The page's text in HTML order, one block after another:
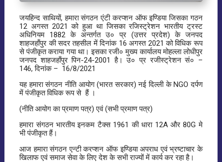
जयहिन्द साथियों, हमारा संगठन एंटी करप्शन ऑफ इण्डिया जिसका गठन
12 अगस्त 2021 को हुआ था जिसका रजिस्ट्रेशन भारतीय ट्रस्ट
अधिनियम 1882 के अन्तर्गत उ० प्र (उत्तर प्रदेश) के जनपद
शाहजहाँपुर की सदर तहसील में दिनांक 16 अगस्त 2021 को विधिक रूप
से पंजीकृत कराया गया था। इसका रजी० मुख्य कार्यालय मोहल्ला लोधीपुर
जनपद शाहजहाँपुर पिन-24-2001 है। उ० प्र रजीस्ट्रेशन सं० –
146, दिनांक – 16/8/2021
यह हमारा संगठन नीति आयोग (भारत सरकार) नई दिल्ली के NGO दर्पण
में पंजीकृत विधिक रूप से हैं ।
(नीति आयोग का प्रमाण पत्र) एवं (सभी प्रमाण पत्र)
हमारा संगठन भारतीय इनकम टैक्स 1961 की धारा 12A और 80G मे
भी पंजीकृत हैं।
आज हमारा संगठन एन्टी करप्शन ऑफ इण्डिया अपराध एवं भ्रष्टाचार के
खिलाफ एवं समाज सेवा के लिए देश के सभी राज्यों में कार्य कर रहा है।